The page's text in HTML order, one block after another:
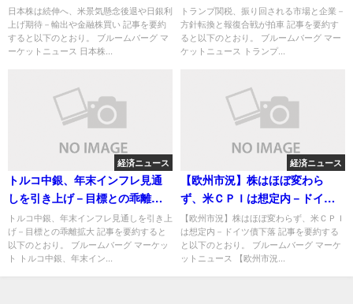
融株買い
日本株は続伸へ、米景気懸念後退や日銀利
上げ期待－輸出や金融株買い 記事を要約
すると以下のとおり。 ブルームバーグ マ
ーケットニュース 日本株...
が拍車
トランプ関税、振り回される市場と企業－
方針転換と報復合戦が拍車 記事を要約す
ると以下のとおり。 ブルームバーグ マー
ケットニュース トランプ...
経済ニュース
トルコ中銀、年末インフレ見通
しを引き上げ－目標との乖離拡
大
トルコ中銀、年末インフレ見通しを引き上
げ－目標との乖離拡大 記事を要約すると
以下のとおり。 ブルームバーグ マーケッ
ト トルコ中銀、年末イン...
経済ニュース
【欧州市況】株はほぼ変わら
ず、米ＣＰＩは想定内－ドイツ
債下落
【欧州市況】株はほぼ変わらず、米ＣＰＩ
は想定内－ドイツ債下落 記事を要約する
と以下のとおり。 ブルームバーグ マーケ
ットニュース 【欧州市況...